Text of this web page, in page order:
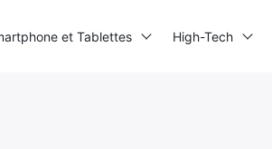
et Tablettes High-Tech